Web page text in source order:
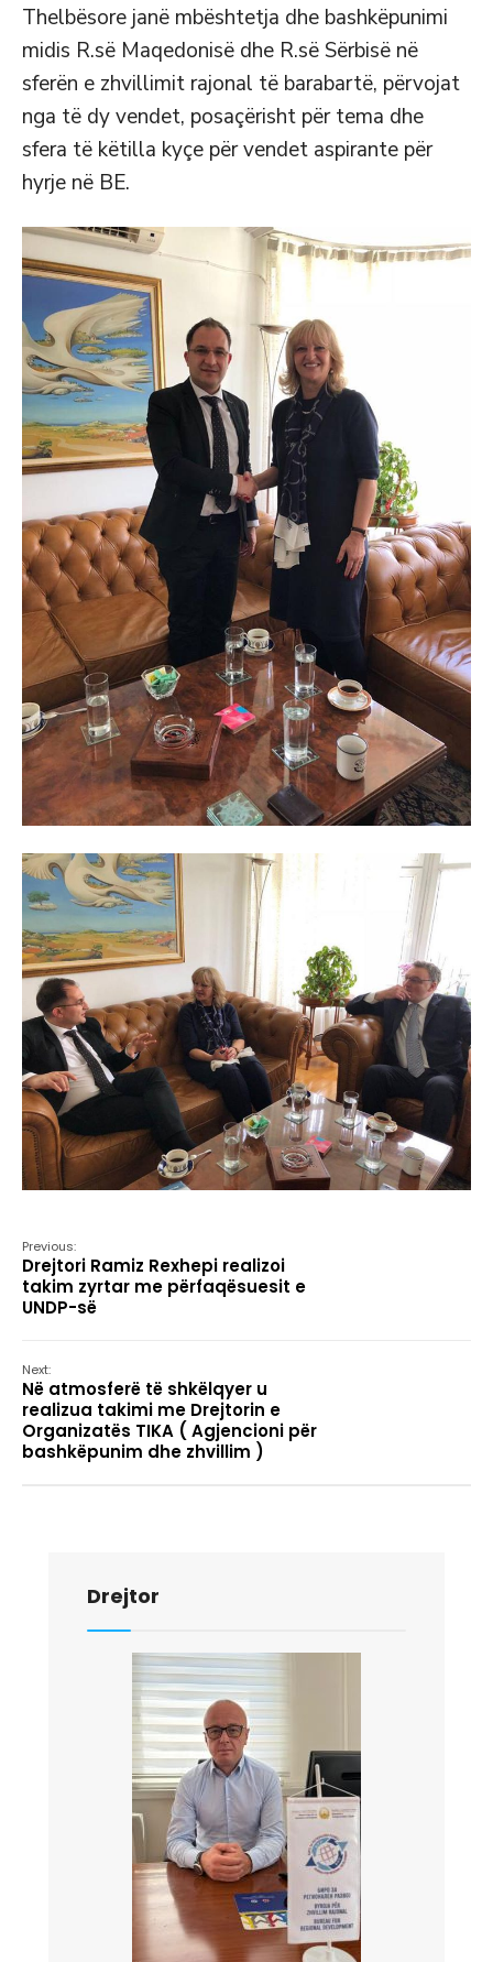
Thelbësore janë mbështetja dhe bashkëpunimi
midis R.së Maqedonisë dhe R.së Sërbisë në
sferën e zhvillimit rajonal të barabartë, përvojat
nga të dy vendet, posaçërisht për tema dhe
sfera të këtilla kyçe për vendet aspirante për
hyrje në BE.
Previous:
Drejtori Ramiz Rexhepi realizoi
takim zyrtar me përfaqësuesit e
UNDP-së
Next:
Në atmosferë të shkëlqyer u
realizua takimi me Drejtorin e
Organizatës TIKA ( Agjencioni për
bashkëpunim dhe zhvillim )
Drejtor